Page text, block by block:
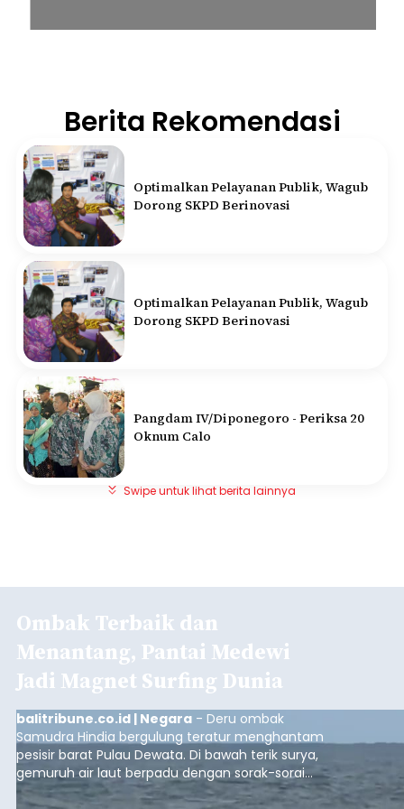
Berita Rekomendasi
Optimalkan Pelayanan Publik, Wagub
Dorong SKPD Berinovasi
Optimalkan Pelayanan Publik, Wagub
Dorong SKPD Berinovasi
Pangdam IV/Diponegoro - Periksa 20
Oknum Calo
Swipe untuk lihat berita lainnya
Ombak Terbaik dan
Menantang, Pantai Medewi
Jadi Magnet Surfing Dunia
balitribune.co.id | Negara - Deru ombak
Samudra Hindia bergulung teratur menghantam
pesisir barat Pulau Dewata. Di bawah terik surya,
gemuruh air laut berpadu dengan sorak-sorai
penonton yang memadati Pantai Medewi,